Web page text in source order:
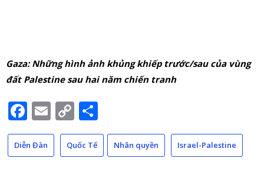
Gaza: Những hình ảnh khủng khiếp trước/sau của vùng
đất Palestine sau hai năm chiến tranh
Facebook
Email
Copy
Link
Diễn Đàn Quốc Tế Nhân quyền Israel-Palestine